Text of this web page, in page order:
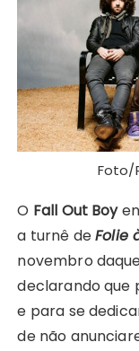
Foto/
O Fall Out Boy
a turnê deFolie
novembro
declarando que
e para se
de não